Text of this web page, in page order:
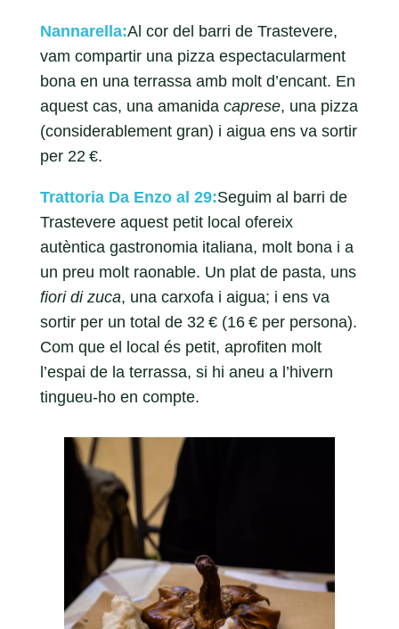
Nannarella:Al cor del barri de Trastevere,
vam compartir una pizza espectacularment
bona en una terrassa amb molt d’encant. En
aquest cas, una amanida caprese, una pizza
(considerablement gran) i aigua ens va sortir
per 22 €.
Trattoria Da Enzo al 29:Seguim al barri de
Trastevere aquest petit local ofereix
autèntica gastronomia italiana, molt bona i a
un preu molt raonable. Un plat de pasta, uns
fiori di zuca, una carxofa i aigua; i ens va
sortir per un total de 32 € (16 € per persona).
Com que el local és petit, aprofiten molt
l’espai de la terrassa, si hi aneu a l’hivern
tingueu-ho en compte.